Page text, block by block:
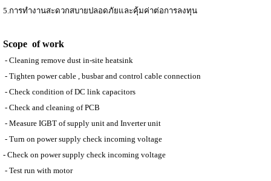
5.การทำงานสะดวกสบายปลอดภัยและคุ้มค่าต่อการลงทุน
Scope of work
- Cleaning remove dust in-site heatsink
- Tighten power cable , busbar and control cable connection
- Check condition of DC link capacitors
- Check and cleaning of PCB
- Measure IGBT of supply unit and Inverter unit
- Turn on power supply check incoming voltage
- Check on power supply check incoming voltage
- Test run with motor